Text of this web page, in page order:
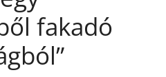
fakadó